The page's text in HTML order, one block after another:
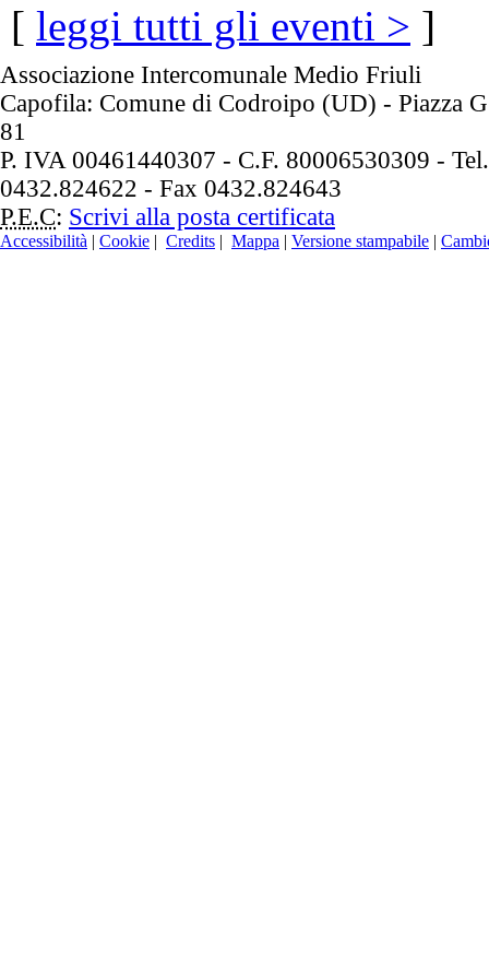
[ leggi tutti gli eventi > ]
Associazione Intercomunale Medio Friuli
Capofila: Comune di Codroipo (UD) - Piazza
81
P. IVA 00461440307 - C.F. 80006530309 - Tel.
0432.824622 - Fax 0432.824643
P.E.C: Scrivi alla posta certificata
Accessibilità | Cookie | Credits | Mappa | Versione stampabile |